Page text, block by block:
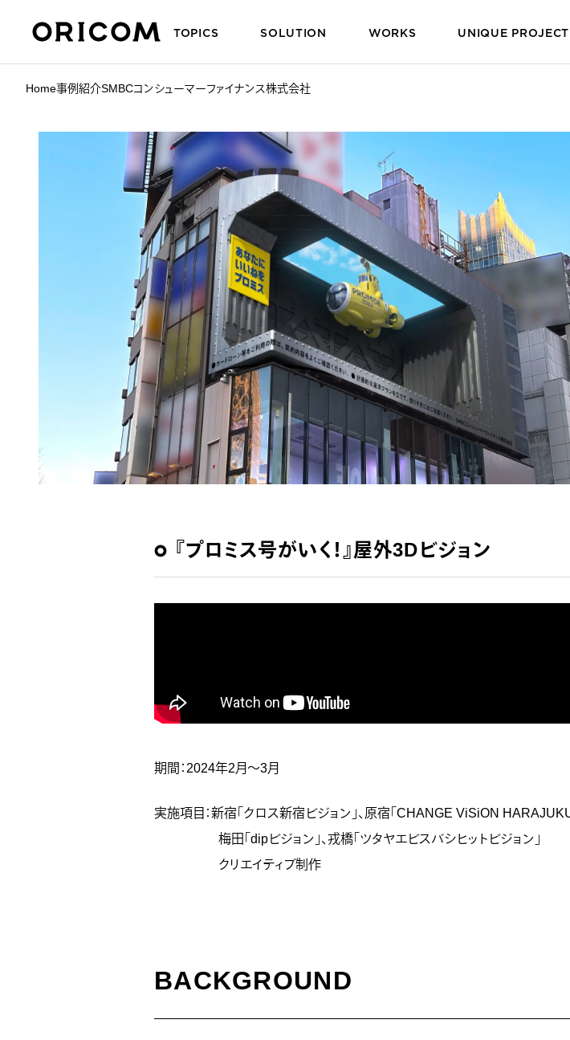
株式会社オリコム ORICOM CO.,LTD.
TOPICS SOLUTION WORKS UNIQUE PROJECT
Home事例紹介SMBCコンシューマーファイナンス株式会社
『プロミス号がいく！』屋外3Dビジョン
期間：2024年2月～3月
実施項目：新宿「クロス新宿ビジョン」、原宿「CHANGE ViSiON HARAJUKU
梅田「dipビジョン」、戎橋「ツタヤエビスバシヒットビジョン」
クリエイティブ制作
BACKGROUND